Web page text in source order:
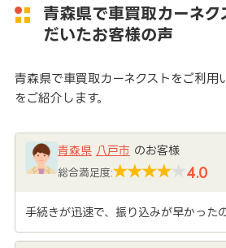
青森県で車買取カーネク
だいたお客様の声
青森県で車買取カーネクストをご利用
をご紹介します。
青森県 八戸市 のお客様
総合満足度: 4.0
手続きが迅速で、振り込みが早かった